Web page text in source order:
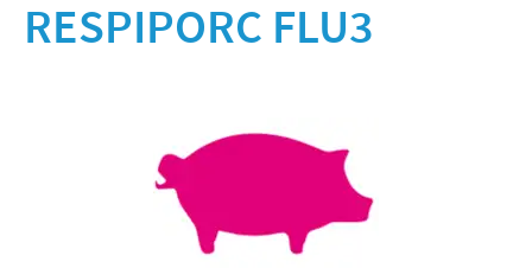
Notre mission
Production
Programmes de soutien
Partenariats commerciaux et scientifiques
Actualités internationales
Actualités au sein du Benelux
OFFRES D'EMPLOI
Offres d'emploi internationales
Offres d'emploi au sein du Benelux
RESPIPORC FLU3